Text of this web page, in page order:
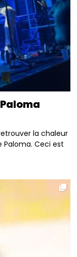
la chaleur
Paloma. Ceci est